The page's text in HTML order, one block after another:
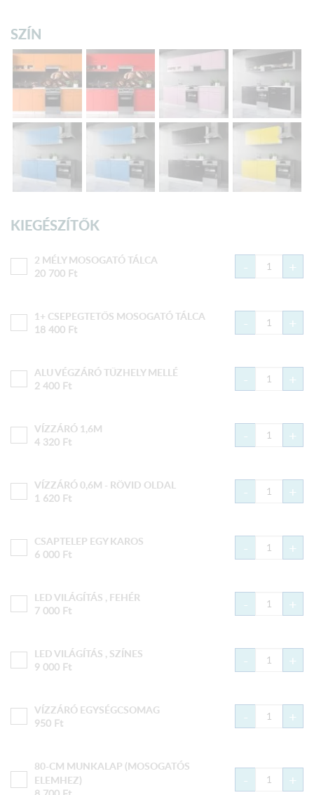
SZÍN
KIEGÉSZÍTŐK
2 MÉLY MOSOGATÓ TÁLCA
20 700 Ft - +
1+ CSEPEGTETŐS MOSOGATÓ TÁLCA
18 400 Ft - +
ALU VÉGZÁRÓ TŰZHELY MELLÉ
2 400 Ft - +
VÍZZÁRÓ 1,6M
4 320 Ft - +
VÍZZÁRÓ 0,6M - RÖVID OLDAL
1 620 Ft - +
CSAPTELEP EGY KAROS
6 000 Ft - +
LED VILÁGÍTÁS , FEHÉR
7 000 Ft - +
LED VILÁGÍTÁS , SZÍNES
9 000 Ft - +
VÍZZÁRÓ EGYSÉGCSOMAG
950 Ft - +
80-CM MUNKALAP (MOSOGATÓS
ELEMHEZ)
- +